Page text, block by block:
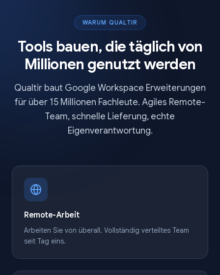
WARUM QUALTIR
Tools bauen, die täglich von
Millionen genutzt werden
Qualtir baut Google Workspace Erweiterungen
für über 15 Millionen Fachleute. Agiles Remote-
Team, schnelle Lieferung, echte
Eigenverantwortung.
Remote-Arbeit
Arbeiten Sie von überall. Vollständig verteiltes Team
seit Tag eins.